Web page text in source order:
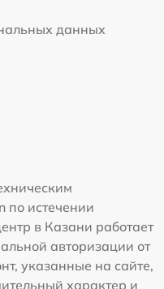
данных
по истечении
в Казани работает
авторизации от
указанные на сайте,
характер и